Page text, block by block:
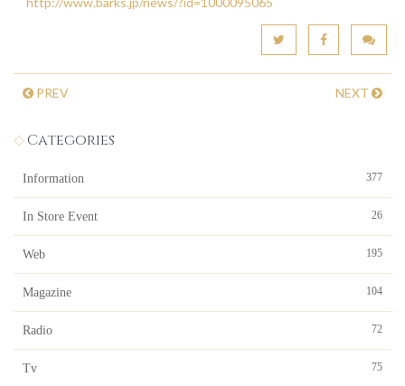
PREV NEXT
Categories
Information 377
In Store Event 26
Web 195
Magazine 104
Radio 72
Tv 75